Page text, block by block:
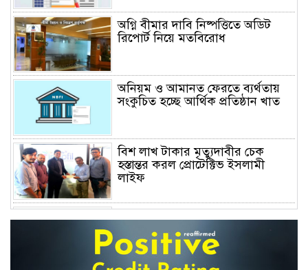
অগ্নি বীমার দাবি নিষ্পত্তিতে অডিট
রিপোর্ট নিয়ে মতবিরোধ
অনিয়ম ও আমানত ফেরতে ব্যর্থতায়
সংকুচিত হচ্ছে আর্থিক প্রতিষ্ঠান খাত
বিশ লাখ টাকার মৃত্যুদাবীর চেক
হস্তান্তর করল প্রোটেক্টিভ ইসলামী
লাইফ
শেয়ার দর, ডিএসইর সতর্কবার্তা